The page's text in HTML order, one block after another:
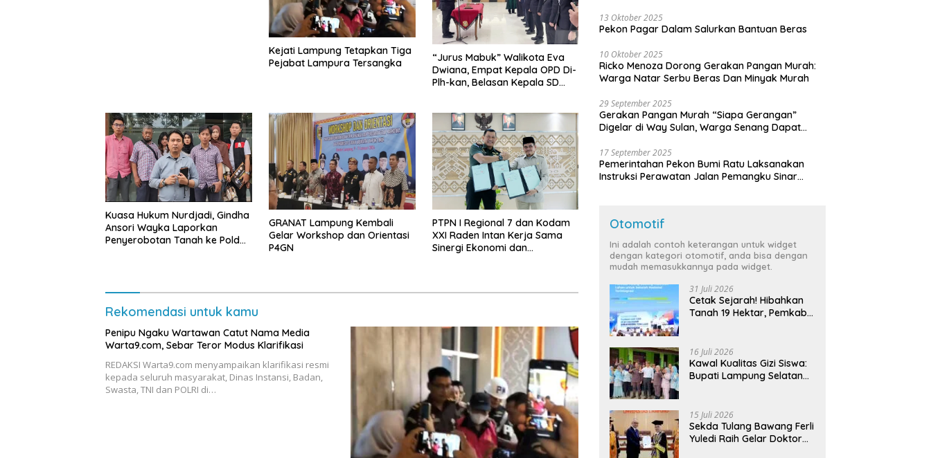
Kejati Lampung Tetapkan Tiga
Pejabat Lampura Tersangka
“Jurus Mabuk” Walikota Eva
Dwiana, Empat Kepala OPD Di-
Plh-kan, Belasan Kepala SD
Kuasa Hukum Nurdjadi, Gindha
Ansori Wayka Laporkan
Penyerobotan Tanah ke Polda
GRANAT Lampung Kembali
Gelar Workshop dan Orientasi
P4GN
PTPN I Regional 7 dan Kodam
XXI Raden Intan Kerja Sama
Sinergi Ekonomi dan
Rekomendasi untuk kamu
Penipu Ngaku Wartawan Catut Nama Media
Warta9.com, Sebar Teror Modus Klarifikasi
REDAKSI Warta9.com menyampaikan klarifikasi resmi
kepada seluruh masyarakat, Dinas Instansi, Badan,
Swasta, TNI dan POLRI di…
13 Oktober 2025
Pekon Pagar Dalam Salurkan Bantuan Beras
10 Oktober 2025
Ricko Menoza Dorong Gerakan Pangan Murah:
Warga Natar Serbu Beras Dan Minyak Murah
29 September 2025
Gerakan Pangan Murah “Siapa Gerangan”
Digelar di Way Sulan, Warga Senang Dapat
17 September 2025
Pemerintahan Pekon Bumi Ratu Laksanakan
Instruksi Perawatan Jalan Pemangku Sinar
Otomotif
Ini adalah contoh keterangan untuk widget
dengan kategori otomotif, anda bisa dengan
mudah memasukkannya pada widget.
31 Juli 2026
Cetak Sejarah! Hibahkan
Tanah 19 Hektar, Pemkab
Terintegrasi Pertama di
Lampung
16 Juli 2026
Kawal Kualitas Gizi Siswa:
Bupati Lampung Selatan
Bergizi Gratis di Natar
15 Juli 2026
Sekda Tulang Bawang Ferli
Yuledi Raih Gelar Doktor